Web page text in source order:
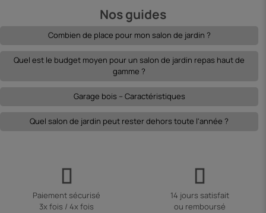
Nos guides
Combien de place pour mon salon de jardin ?
Quel est le budget moyen pour un salon de jardin repas haut de
gamme ?
Garage bois – Caractéristiques
Quel salon de jardin peut rester dehors toute l'année ?
Paiement sécurisé
3x fois / 4x fois
14 jours satisfait
ou remboursé